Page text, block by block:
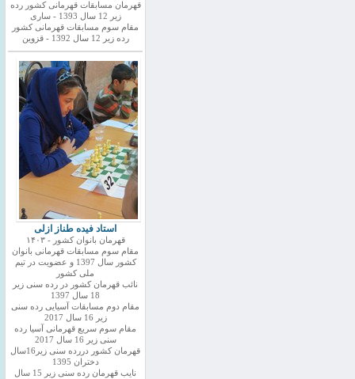
قهرمان مسابقات قهرمانی کشور رده
زیر 12 سال 1393 - ساری
مقام سوم مسابقات قهرمانی کشور
رده زیر 12 سال 1392 - قزوین
استاد فیده طناز ازلی
قهرمان بانوان کشور - ۱۴۰۳
مقام سوم مسابقات قهرمانی بانوان
کشور سال 1397 و عضویت در تیم
ملی کشور
نائب قهرمان کشور در رده سنی زیر
18 سال 1397
مقام دوم مسابقات آسیایی رده سنی
زیر 16 سال 2017
مقام سوم سریع قهرمانی آسیا رده
سنی زیر 16 سال 2017
قهرمان کشور دررده سنی زیر16سال
دختران 1395
نایب قهرمان رده سنی زیر 15 سال